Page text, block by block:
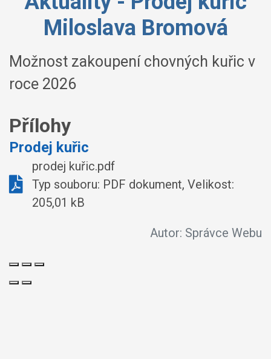
Miloslava Bromová
Možnost zakoupení chovných kuřic v
roce 2026
Přílohy
Prodej kuřic
prodej kuřic.pdf
Typ souboru: PDF dokument, Velikost:
205,01 kB
Autor: Správce Webu